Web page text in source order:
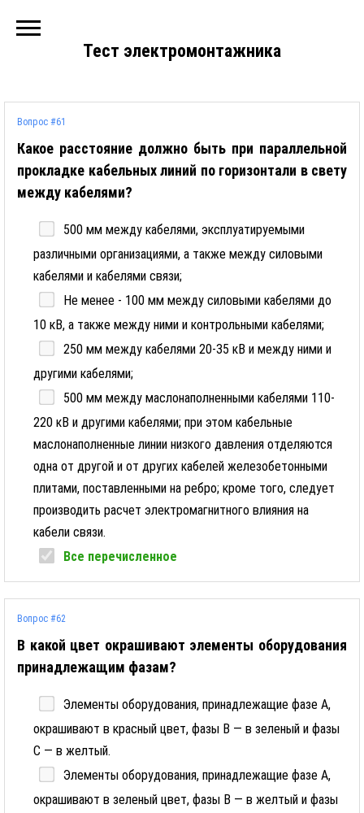
Тест электромонтажника
Вопрос #61
Какое расстояние должно быть при параллельной
прокладке кабельных линий по горизонтали в свету
между кабелями?
500 мм между кабелями, эксплуатируемыми
различными организациями, а также между силовыми
кабелями и кабелями связи;
Не менее - 100 мм между силовыми кабелями до
10 кВ, а также между ними и контрольными кабелями;
250 мм между кабелями 20-35 кВ и между ними и
другими кабелями;
500 мм между маслонаполненными кабелями 110-
220 кВ и другими кабелями; при этом кабельные
маслонаполненные линии низкого давления отделяются
одна от другой и от других кабелей железобетонными
плитами, поставленными на ребро; кроме того, следует
производить расчет электромагнитного влияния на
кабели связи.
Все перечисленное
Вопрос #62
В какой цвет окрашивают элементы оборудования
принадлежащим фазам?
Элементы оборудования, принадлежащие фазе А,
окрашивают в красный цвет, фазы В — в зеленый и фазы
С — в желтый.
Элементы оборудования, принадлежащие фазе А,
окрашивают в зеленый цвет, фазы В — в желтый и фазы